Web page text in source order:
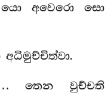
යො අවෙරො සො
අධිමුච්චිත්වා.
තෙන වුච්චති